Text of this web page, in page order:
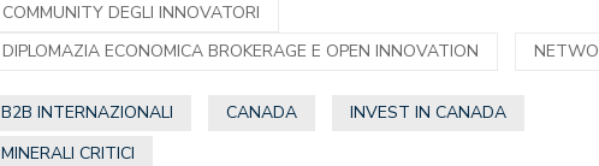
COMMUNITY DEGLI INNOVATORI
DIPLOMAZIA ECONOMICA BROKERAGE E OPEN INNOVATION
B2B INTERNAZIONALI CANADA
INVEST IN CANADA
MINERALI CRITICI